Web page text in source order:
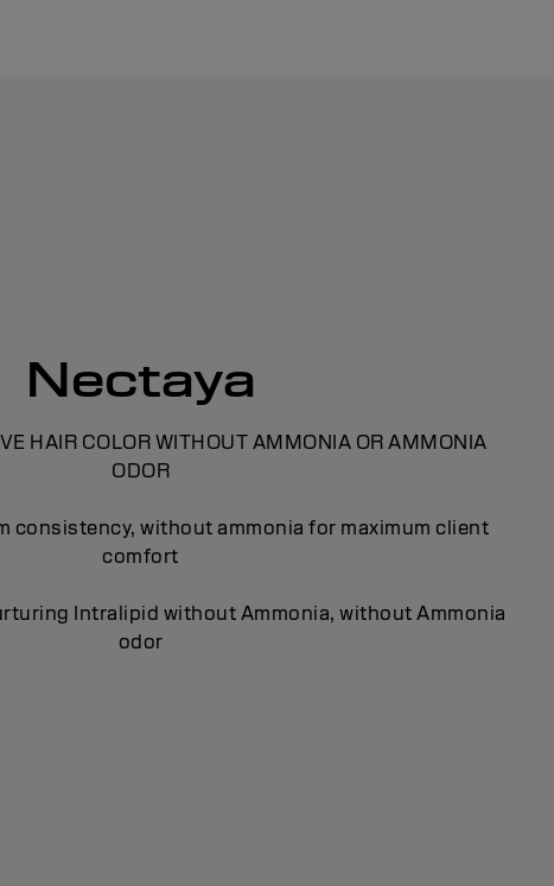
Nectaya
HAIR COLOR WITHOUT AMMONIA OR AMMONIA
ODOR
consistency, without ammonia for maximum client
comfort
Intralipid without Ammonia, without Ammonia
odor